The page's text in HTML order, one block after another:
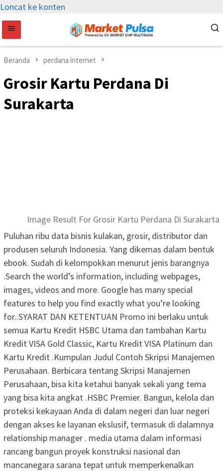
Loncat ke konten
Beranda perdana internet
Grosir Kartu Perdana Di
Surakarta
Image Result For Grosir Kartu Perdana Di Surakarta
Puluhan ribu data bisnis kulakan, grosir, distributor dan
produsen seluruh Indonesia. Yang dikemas dalam bentuk
ebook. Sudah di kelompokkan menurut jenis barangnya
.Search the world’s information, including webpages,
images, videos and more. Google has many special
features to help you find exactly what you’re looking
for..SYARAT DAN KETENTUAN Promo ini berlaku untuk
semua Kartu Kredit HSBC Utama dan tambahan Kartu
Kredit VISA Gold Classic, Kartu Kredit VISA Platinum dan
Kartu Kredit .Kumpulan Judul Contoh Skripsi Manajemen
Perusahaan. Berbicara tentang Skripsi Manajemen
Perusahaan, bisa kita ketahui banyak sekali yang tema
yang bisa kita angkat .HSBC Premier. Bangun, kelola dan
proteksi kekayaan Anda di dalam negeri dan luar negeri
dengan akses ke layanan ekslusif, termasuk di dalamnya
relationship manager . media utama dalam informasi
rancang bangun proyek konstruksi nasional dan
mancanegara sarana tepat untuk memperkenalkan